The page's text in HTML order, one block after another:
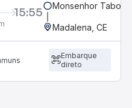
15:55 Monsenhor
Madalena, CE
Embarque
direto